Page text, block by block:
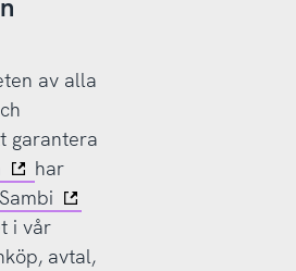
av alla
garantera
har
Sambi
i vår
avtal,